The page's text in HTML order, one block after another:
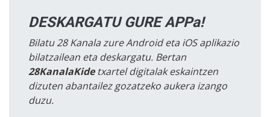
DESKARGATU GURE APPa!
Bilatu 28 Kanala zure Android eta iOS aplikazio
bilatzailean eta deskargatu. Bertan
28KanalaKidetxartel digitalak eskaintzen
dizuten abantailez gozatzeko aukera izango
duzu.